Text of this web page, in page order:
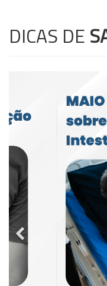
DICAS DE